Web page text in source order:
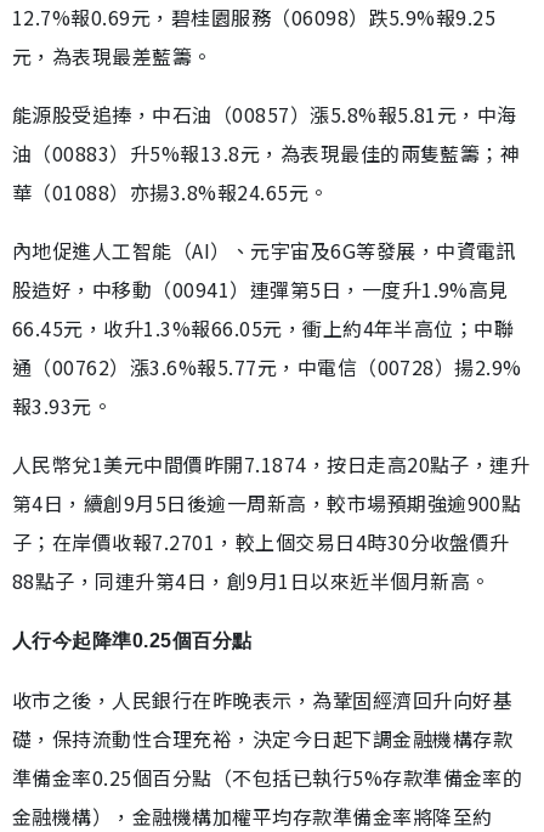
12.7%報0.69元，碧桂園服務（06098）跌5.9%報9.25
元，為表現最差藍籌。
能源股受追捧，中石油（00857）漲5.8%報5.81元，中海
油（00883）升5%報13.8元，為表現最佳的兩隻藍籌；神
華（01088）亦揚3.8%報24.65元。
內地促進人工智能（AI）、元宇宙及6G等發展，中資電訊
股造好，中移動（00941）連彈第5日，一度升1.9%高見
66.45元，收升1.3%報66.05元，衝上約4年半高位；中聯
通（00762）漲3.6%報5.77元，中電信（00728）揚2.9%
報3.93元。
人民幣兌1美元中間價昨開7.1874，按日走高20點子，連升
第4日，續創9月5日後逾一周新高，較市場預期強逾900點
子；在岸價收報7.2701，較上個交易日4時30分收盤價升
88點子，同連升第4日，創9月1日以來近半個月新高。
人行今起降準0.25個百分點
收市之後，人民銀行在昨晚表示，為鞏固經濟回升向好基
礎，保持流動性合理充裕，決定今日起下調金融機構存款
準備金率0.25個百分點（不包括已執行5%存款準備金率的
金融機構），金融機構加權平均存款準備金率將降至約